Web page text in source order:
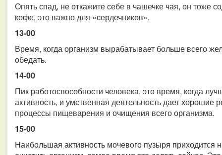
Опять спад, не откажите себе в чашечке чая, он тоже
кофе, это важно для «сердечников».
13-00
Время, когда организм вырабатывает больше всего
обедать.
14-00
Пик работоспособности человека, это время, когда
активность, и умственная деятельность дает хорошие
процессы пищеварения и очищения всего организма.
15-00
Наибольшая активность мочевого пузыря приходится